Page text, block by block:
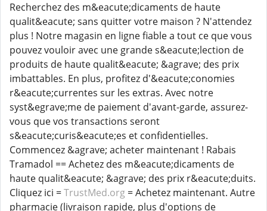
Recherchez des m&eacute;dicaments de haute
qualit&eacute; sans quitter votre maison ? N'attendez
plus ! Notre magasin en ligne fiable a tout ce que vous
pouvez vouloir avec une grande s&eacute;lection de
produits de haute qualit&eacute; &agrave; des prix
imbattables. En plus, profitez d'&eacute;conomies
r&eacute;currentes sur les extras. Avec notre
syst&egrave;me de paiement d'avant-garde, assurez-
vous que vos transactions seront
s&eacute;curis&eacute;es et confidentielles.
Commencez &agrave; acheter maintenant ! Rabais
Tramadol == Achetez des m&eacute;dicaments de
haute qualit&eacute; &agrave; des prix r&eacute;duits.
Cliquez ici =TrustMed.org = Achetez maintenant. Autre
pharmacie (livraison rapide, plus d'options de